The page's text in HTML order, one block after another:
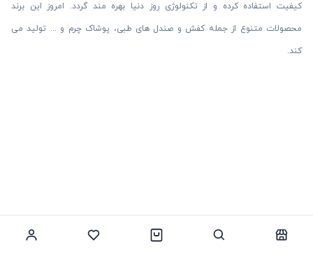
کیفیت استفاده کرده و از تکنولوژی روز دنیا بهره مند گردد. امروز این برند
محصولات متنوع از جمله کفش و صندل های طبی، پوشاک چرم و ... تولید می
کند.